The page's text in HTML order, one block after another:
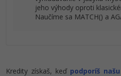
jeho výhody oproti
Naučíme sa MATCH() a
Kredity získaš, keď podporíš